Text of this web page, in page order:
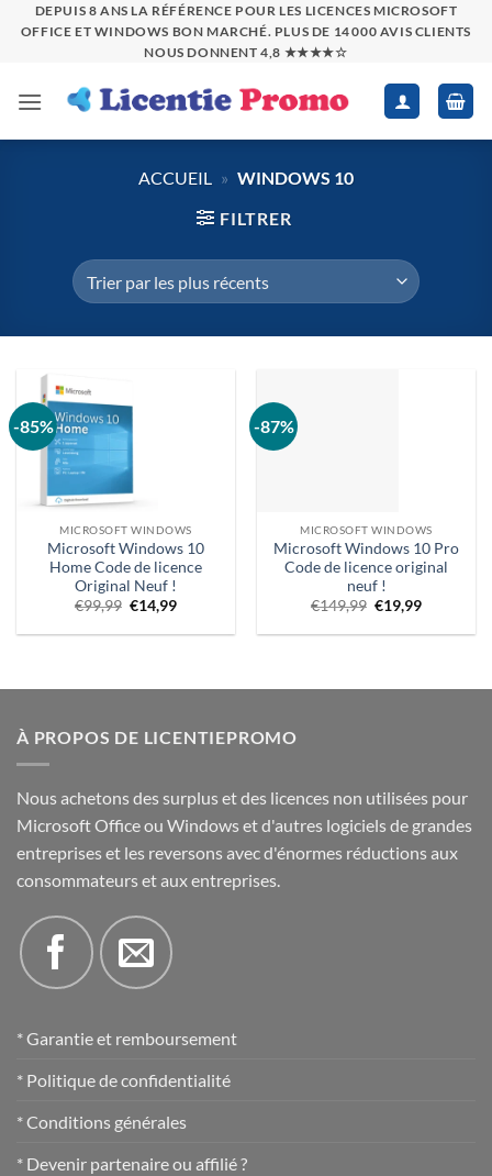
PasserDEPUIS 8 ANS LA RÉFÉRENCE POUR LES LICENCES MICROSOFT
OFFICE ET WINDOWS BON MARCHÉ. PLUS DE 14 000 AVIS CLIENTS
NOUS DONNENT 4,8 ★★★★☆
ACCUEIL » WINDOWS 10
FILTRER
-85%
MICROSOFT WINDOWS
Microsoft Windows 10
Home Code de licence
Original Neuf !
€99,99 Le
prix
d'origine
€14,99Prix
:
-87%
MICROSOFT WINDOWS
Microsoft Windows 10 Pro
Code de licence original
neuf !
€149,99 Prix
d'origine
:
€19,99Prix
:
À PROPOS DE LICENTIEPROMO
Nous achetons des surplus et des licences non utilisées pour
Microsoft Office ou Windows et d'autres logiciels de grandes
entreprises et les reversons avec d'énormes réductions aux
consommateurs et aux entreprises.
* Garantie et remboursement
* Politique de confidentialité
* Conditions générales
* Devenir partenaire ou affilié ?